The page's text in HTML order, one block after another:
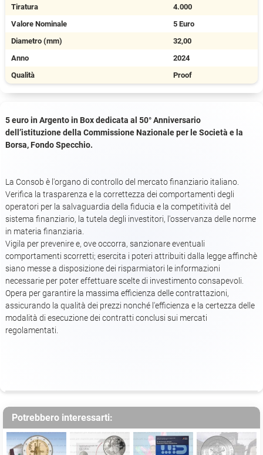
Tiratura
4.000
Valore Nominale
5 Euro
Diametro (mm)
32,00
Anno
2024
Qualità
Proof
5 euro in Argento in Box dedicata al 50° Anniversario
dell’istituzione della Commissione Nazionale per le Società e la
Borsa, Fondo Specchio.
La Consob è l'organo di controllo del mercato finanziario italiano.
Verifica la trasparenza e la correttezza dei comportamenti degli
operatori per la salvaguardia della fiducia e la competitività del
sistema finanziario, la tutela degli investitori, l'osservanza delle norme
in materia finanziaria.
Vigila per prevenire e, ove occorra, sanzionare eventuali
comportamenti scorretti; esercita i poteri attribuiti dalla legge affinchè
siano messe a disposizione dei risparmiatori le informazioni
necessarie per poter effettuare scelte di investimento consapevoli.
Opera per garantire la massima efficienza delle contrattazioni,
assicurando la qualità dei prezzi nonché l'efficienza e la certezza delle
modalità di esecuzione dei contratti conclusi sui mercati
regolamentati.
Potrebbero interessarti: